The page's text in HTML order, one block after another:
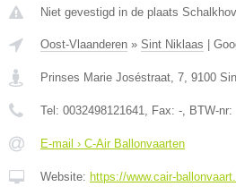
Niet gevestigd in de plaats
Oost-Vlaanderen » Sint Niklaas
Prinses Marie Joséstraat, 7, 9100
Tel: 0032498121641, Fax: -, BTW-nr:
E-mail › C-Air Ballonvaarten
Website: https://www.cair-